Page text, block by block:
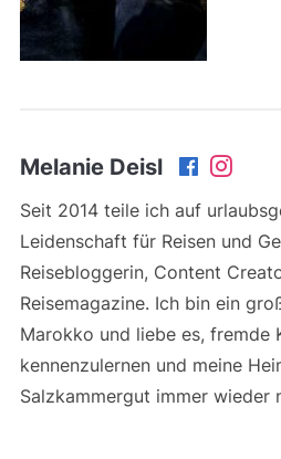
Melanie Deisl
Seit 2014 teile ich auf
Leidenschaft für Reisen und
Reisebloggerin, Content
Reisemagazine. Ich bin ein
Marokko und liebe es, fremde
kennenzulernen und meine
Salzkammergut immer wieder